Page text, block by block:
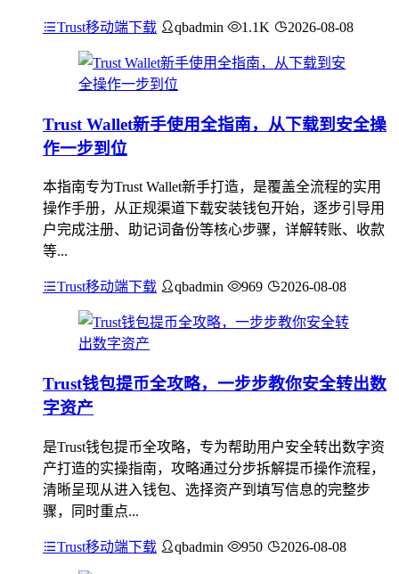
Trust移动端下载 qbadmin 1.1K 2026-08-08
Trust Wallet新手使用全指南，从下载到安全操
作一步到位
本指南专为Trust Wallet新手打造，是覆盖全流程的实用
操作手册，从正规渠道下载安装钱包开始，逐步引导用
户完成注册、助记词备份等核心步骤，详解转账、收款
等...
Trust移动端下载 qbadmin 969 2026-08-08
Trust钱包提币全攻略，一步步教你安全转出数
字资产
是Trust钱包提币全攻略，专为帮助用户安全转出数字资
产打造的实操指南，攻略通过分步拆解提币操作流程，
清晰呈现从进入钱包、选择资产到填写信息的完整步
骤，同时重点...
Trust移动端下载 qbadmin 950 2026-08-08